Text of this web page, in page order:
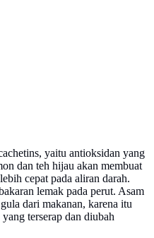
yaitu antioksidan yang
dan teh hijau akan membuat
cepat pada aliran darah.
lemak pada perut. Asam
dari makanan, karena itu
terserap dan diubah